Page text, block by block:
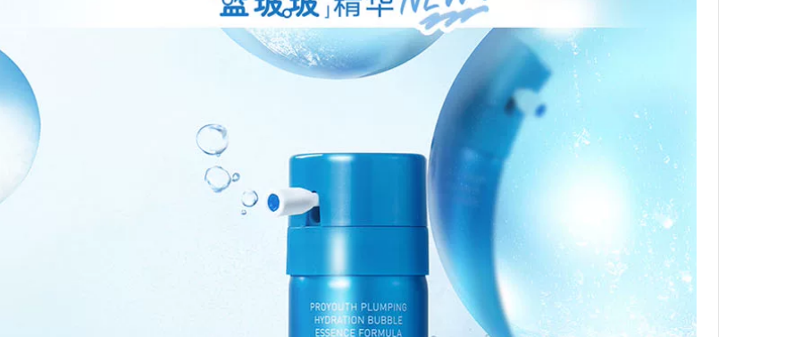
nước Tinh chất
Dưỡng ẩm Dưỡng
ẩm Sửa chữa Mỹ
phẩm Chăm sóc da
Nữ tinh chất se khít
lỗ chân lông
892,000
Chăm sóc da Dầu
Kiểm soát Da mặt
Tinh chất làm dịu
serum ahc xanh lá
5R Haiwang
Essence Tam Host
B5 Essence
Sensitive Axit
acurient nhẹ Hỗ trợ
Sửa chữa mặt Thị
trấn tĩnh Da serum
tinh chất vàng